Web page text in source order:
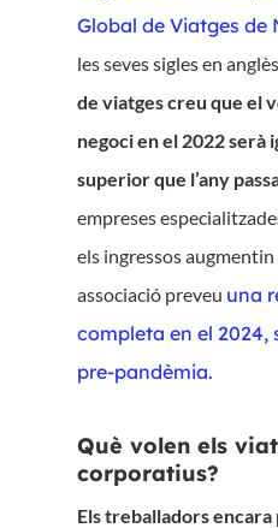
Global de Viatges de
les seves sigles en
de viatges creu que el
negoci en el 2022 serà
superior que l’any
empreses
els ingressos
associació preveu una
completa en el 2024,
pre-pandèmia.
Què volen els
corporatius?
Els treballadors